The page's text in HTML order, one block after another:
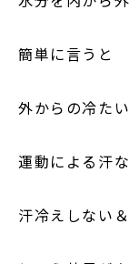
簡単に言うと
外からの冷た
運動による汗
汗冷えしない